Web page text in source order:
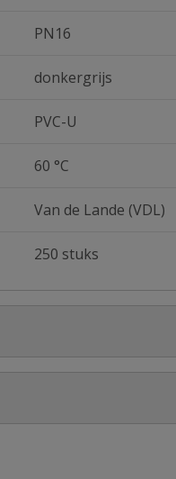
PN16
donkergrijs
PVC-U
60 °C
Van de Lande (VDL)
250 stuks